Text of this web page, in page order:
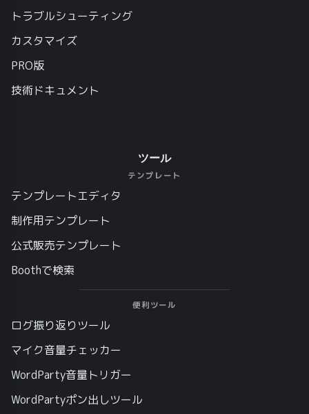
トラブルシューティング
カスタマイズ
PRO版
技術ドキュメント
ツール
テンプレート
テンプレートエディタ
制作用テンプレート
公式販売テンプレート
Boothで検索
便利ツール
ログ振り返りツール
マイク音量チェッカー
WordParty音量トリガー
WordPartyポン出しツール